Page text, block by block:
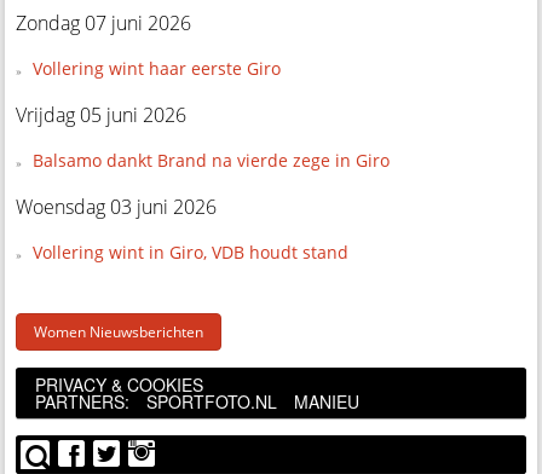
Zondag 07 juni 2026
Vollering wint haar eerste Giro
Vrijdag 05 juni 2026
Balsamo dankt Brand na vierde zege in Giro
Woensdag 03 juni 2026
Vollering wint in Giro, VDB houdt stand
Women Nieuwsberichten
PRIVACY & COOKIES
PARTNERS: SPORTFOTO.NL MANIEU